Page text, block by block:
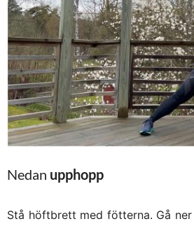
Nedan upphopp
Stå höftbrett med fötterna. Gå